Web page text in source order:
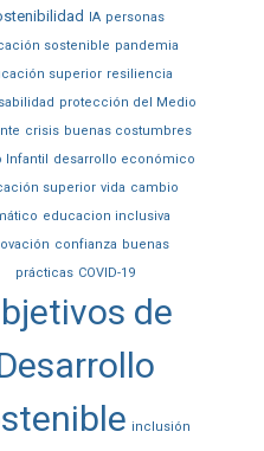
IA personas
sostenible pandemia
superior resiliencia
protección del Medio
crisis buenas costumbres
Infantil desarrollo económico
superior vida cambio
educacion inclusiva
confianza buenas
prácticas COVID-19
de
inclusión